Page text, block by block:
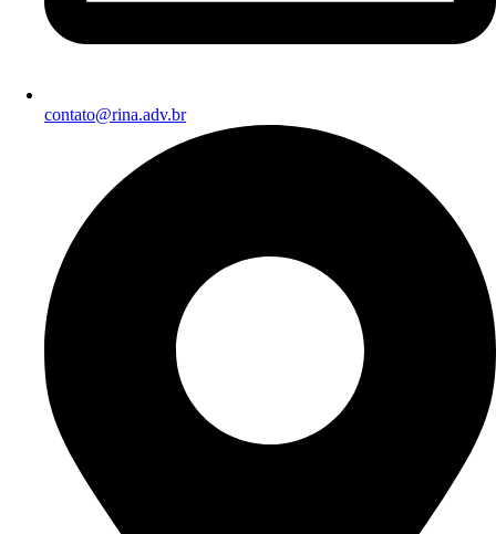
contato@rina.adv.br